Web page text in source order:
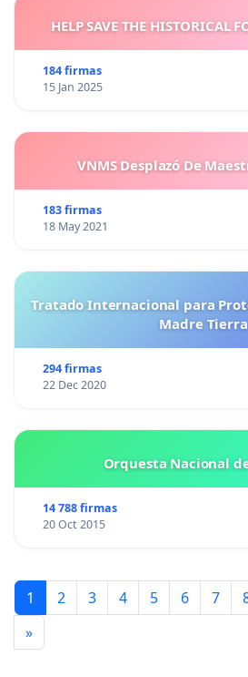
HELP SAVE THE HISTORICAL
184 firmas
15 Jan 2025
VNMS Desplazó De
183 firmas
18 May 2021
Tratado Internacional para
Madre Tierra
294 firmas
22 Dec 2020
Orquesta Nacional
14 788 firmas
20 Oct 2015
1 2 3 4 5 6 7
»